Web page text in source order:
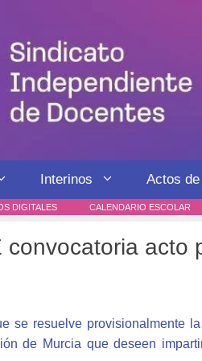
Interinos Actos
DIGITALES CALENDARIO ESCOLAR
acto
resuelve provisionalmente
de Murcia que deseen